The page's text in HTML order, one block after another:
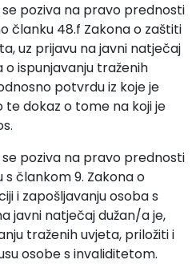
poziva na pravo prednosti
članku 48.f Zakona o zaštiti
uz prijavu na javni natječaj
ispunjavanju traženih
potvrdu iz koje je
dokaz o tome na koji je
poziva na pravo prednosti
s člankom 9. Zakona o
i zapošljavanju osoba s
javni natječaj dužan/a je,
traženih uvjeta, priložiti i
osobe s invaliditetom.